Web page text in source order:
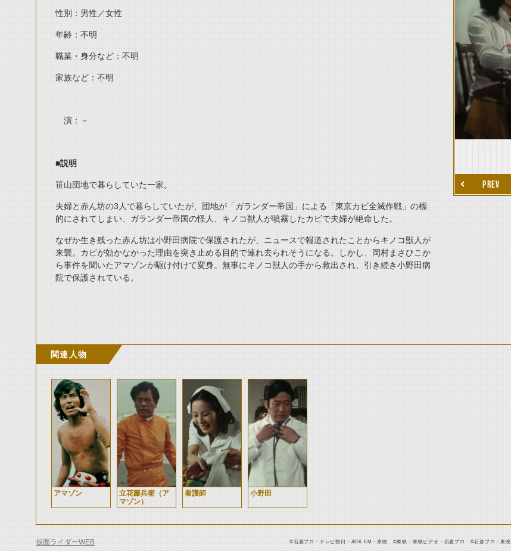
性別：男性／女性
年齢：不明
職業・身分など：不明
家族など：不明
演：－
■説明
笹山団地で暮らしていた一家。
夫婦と赤ん坊の3人で暮らしていたが、団地が「ガランダー帝国」による「東京カビ全滅作戦」の標
的にされてしまい、ガランダー帝国の怪人、キノコ獣人が噴霧したカビで夫婦が絶命した。
なぜか生き残った赤ん坊は小野田病院で保護されたが、ニュースで報道されたことからキノコ獣人が
来襲。カビが効かなかった理由を突き止める目的で連れ去られそうになる。しかし、岡村まさひこか
ら事件を聞いたアマゾンが駆け付けて変身。無事にキノコ獣人の手から救出され、引き続き小野田病
院で保護されている。
PREV
thumbnail Next
関連人物
アマゾン
立花藤兵衛（ア
マゾン）
看護師 小野田
©石森プロ・テレビ朝日・ADK EM・東映 ©東映・東映ビデオ・石森プロ ©石森プロ・東映
仮面ライダーWEB